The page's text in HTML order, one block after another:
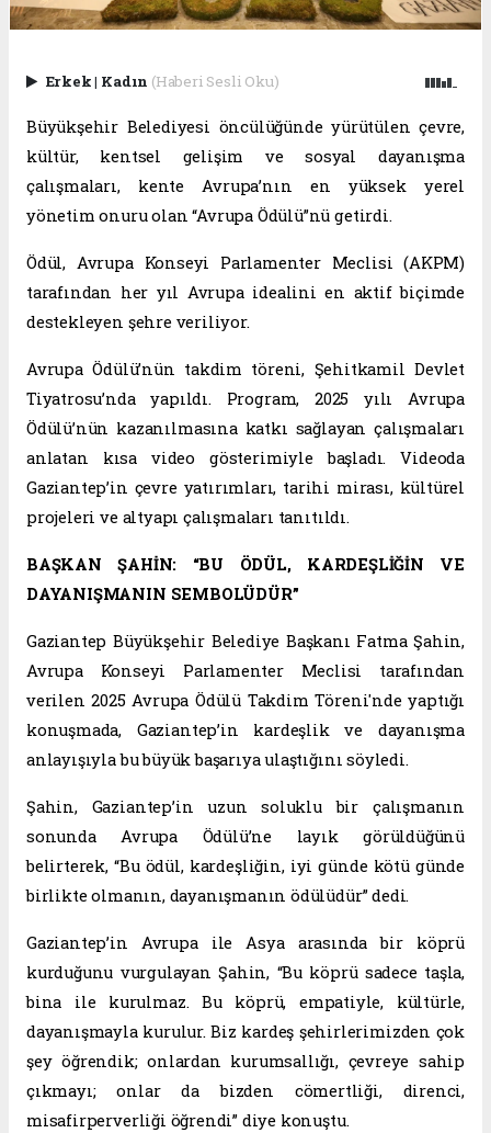
Erkek| Kadın (Haberi Sesli Oku)
Büyükşehir Belediyesi öncülüğünde yürütülen çevre,
kültür, kentsel gelişim ve sosyal dayanışma
çalışmaları, kente Avrupa’nın en yüksek yerel
yönetim onuru olan “Avrupa Ödülü”nü getirdi.
Ödül, Avrupa Konseyi Parlamenter Meclisi (AKPM)
tarafından her yıl Avrupa idealini en aktif biçimde
destekleyen şehre veriliyor.
Avrupa Ödülü’nün takdim töreni, Şehitkamil Devlet
Tiyatrosu’nda yapıldı. Program, 2025 yılı Avrupa
Ödülü’nün kazanılmasına katkı sağlayan çalışmaları
anlatan kısa video gösterimiyle başladı. Videoda
Gaziantep’in çevre yatırımları, tarihi mirası, kültürel
projeleri ve altyapı çalışmaları tanıtıldı.
BAŞKAN ŞAHİN: “BU ÖDÜL, KARDEŞLİĞİN VE
DAYANIŞMANIN SEMBOLÜDÜR”
Gaziantep Büyükşehir Belediye Başkanı Fatma Şahin,
Avrupa Konseyi Parlamenter Meclisi tarafından
verilen 2025 Avrupa Ödülü Takdim Töreni'nde yaptığı
konuşmada, Gaziantep’in kardeşlik ve dayanışma
anlayışıyla bu büyük başarıya ulaştığını söyledi.
Şahin, Gaziantep’in uzun soluklu bir çalışmanın
sonunda Avrupa Ödülü’ne layık görüldüğünü
belirterek, “Bu ödül, kardeşliğin, iyi günde kötü günde
birlikte olmanın, dayanışmanın ödülüdür” dedi.
Gaziantep’in Avrupa ile Asya arasında bir köprü
kurduğunu vurgulayan Şahin, “Bu köprü sadece taşla,
bina ile kurulmaz. Bu köprü, empatiyle, kültürle,
dayanışmayla kurulur. Biz kardeş şehirlerimizden çok
şey öğrendik; onlardan kurumsallığı, çevreye sahip
çıkmayı; onlar da bizden cömertliği, direnci,
misafirperverliği öğrendi” diye konuştu.